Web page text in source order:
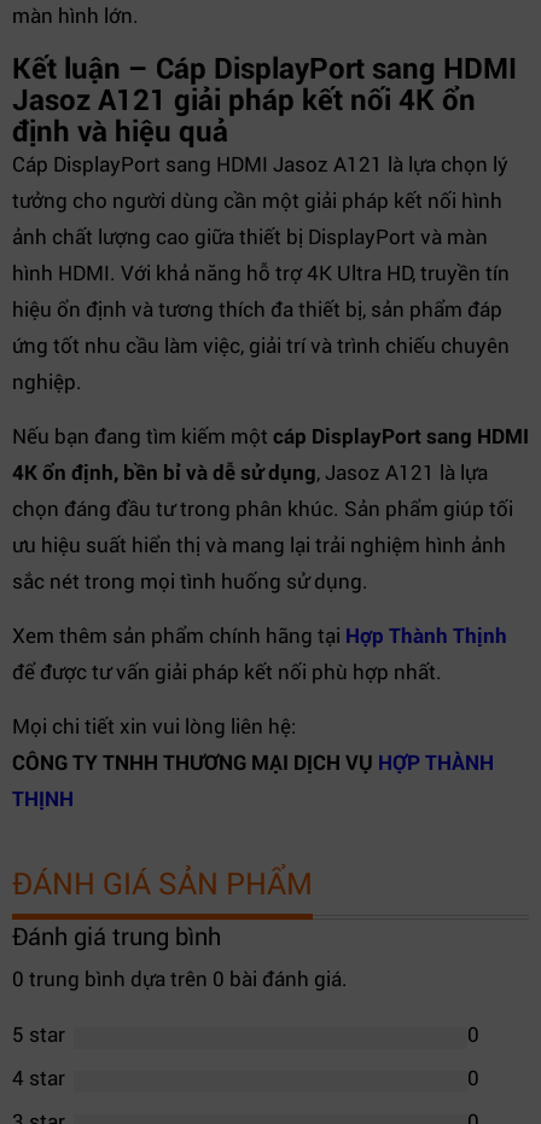
màn hình lớn.
Kết luận – Cáp DisplayPort sang HDMI
Jasoz A121 giải pháp kết nối 4K ổn
định và hiệu quả
Cáp DisplayPort sang HDMI Jasoz A121 là lựa chọn lý
tưởng cho người dùng cần một giải pháp kết nối hình
ảnh chất lượng cao giữa thiết bị DisplayPort và màn
hình HDMI. Với khả năng hỗ trợ 4K Ultra HD, truyền tín
hiệu ổn định và tương thích đa thiết bị, sản phẩm đáp
ứng tốt nhu cầu làm việc, giải trí và trình chiếu chuyên
nghiệp.
Nếu bạn đang tìm kiếm một cáp DisplayPort sang HDMI
4K ổn định, bền bỉ và dễ sử dụng, Jasoz A121 là lựa
chọn đáng đầu tư trong phân khúc. Sản phẩm giúp tối
ưu hiệu suất hiển thị và mang lại trải nghiệm hình ảnh
sắc nét trong mọi tình huống sử dụng.
Xem thêm sản phẩm chính hãng tại Hợp Thành Thịnh
để được tư vấn giải pháp kết nối phù hợp nhất.
Mọi chi tiết xin vui lòng liên hệ:
CÔNG TY TNHH THƯƠNG MẠI DỊCH VỤ HỢP THÀNH
THỊNH
ĐÁNH GIÁ SẢN PHẨM
Đánh giá trung bình
0 trung bình dựa trên 0 bài đánh giá.
5 star
0
4 star
0